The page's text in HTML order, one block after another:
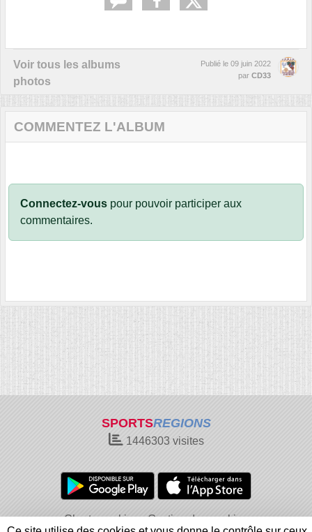
Voir tous les albums
photos
Publié le 09 juin 2022
par CD33
COMMENTEZ L'ALBUM
Connectez-vous pour pouvoir participer aux
commentaires.
SPORTSREGIONS
1446303 visites
Charte cookies
Gestion des cookies